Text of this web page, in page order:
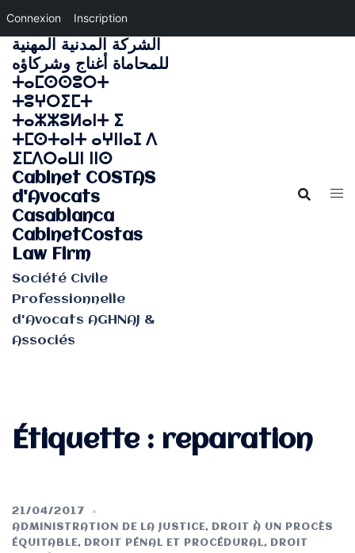
Connexion Inscription
Aller
au
contenu
الشركة المدنية المهنية
للمحاماة أغناج وشركاؤه
ⵜⴰⵎⵙⵙⵓⵔⵜ
ⵜⵓⵖⵔⵉⵎⵜ
ⵜⴰⵣⵣⵓⵍⴰⵏⵜ ⵉ
ⵜⵎⵙⵜⴰⵏⵜ ⴰⵖⵏⵏⴰⵊ ⴷ
ⵉⵎⴷⵔⴰⵡⵏ ⵏⵏⵙ
Cabinet COSTAS
d'Avocats
Casablanca
CabinetCostas
Law Firm
Société Civile
Professionnelle
d'Avocats AGHNAJ &
Associés
Étiquette : reparation
21/04/2017
ADMINISTRATION DE LA JUSTICE,
DROIT À UN PROCÈS
ÉQUITABLE, DROIT PÉNAL ET PROCÉDURAL,
DROIT